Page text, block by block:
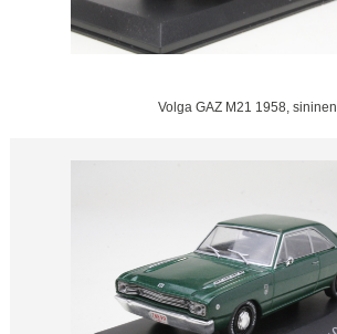
Volga GAZ M21 1958, sininen